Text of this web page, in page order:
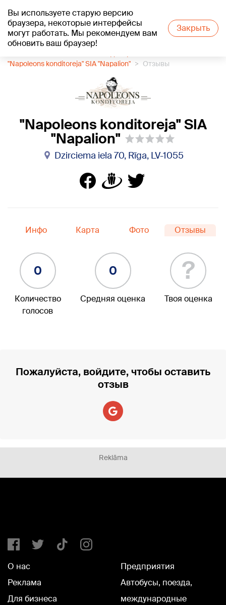
Вы используете старую версию
браузера, некоторые интерфейсы
могут работать. Мы рекомендуем вам
обновить ваш браузер!
Закрыть
+21°C
"Napoleons konditoreja" SIA "Napalion"
Отзывы
"Napoleons konditoreja" SIA
"Napalion"
Dzirciema iela 70, Rīga, LV-1055
Инфо Карта Фото Отзывы
0
Количество
голосов
0
Средняя оценка
?
Твоя оценка
Пожалуйста, войдите, чтобы оставить
отзыв
Reklāma
О нас
Реклама
Для бизнеса
Предприятия
Автобусы, поезда,
международные